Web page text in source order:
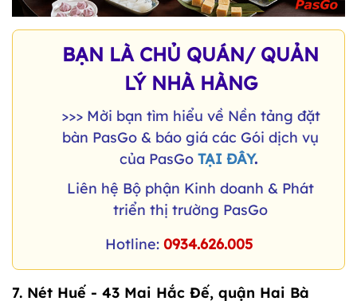
BẠN LÀ CHỦ QUÁN/ QUẢN
LÝ NHÀ HÀNG
>>> Mời bạn tìm hiểu về Nền tảng đặt
bàn PasGo & báo giá các Gói dịch vụ
của PasGo TẠI ĐÂY.
Liên hệ Bộ phận Kinh doanh & Phát
triển thị trường PasGo
Hotline: 0934.626.005
7. Nét Huế - 43 Mai Hắc Đế, quận Hai Bà